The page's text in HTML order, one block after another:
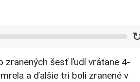
zranených šesť ľudí vrátane 4-
a ďalšie tri boli zranené v